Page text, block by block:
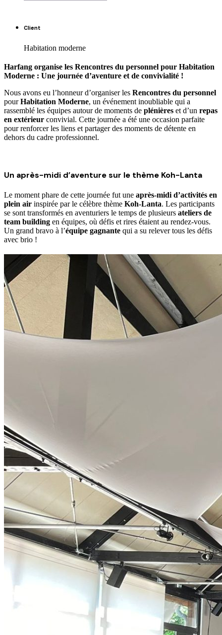
Client
Habitation moderne
Harfang organise les Rencontres du personnel pour Habitation
Moderne : Une journée d’aventure et de convivialité !
Nous avons eu l’honneur d’organiser les Rencontres du personnel
pourHabitation Moderne, un événement inoubliable qui a
rassemblé les équipes autour de moments de plénières et d’un repas
en extérieur convivial. Cette journée a été une occasion parfaite
pour renforcer les liens et partager des moments de détente en
dehors du cadre professionnel.
Un après-midi d’aventure sur le thème Koh-Lanta
Le moment phare de cette journée fut une après-midi d’activités en
plein air inspirée par le célèbre thème Koh-Lanta. Les participants
se sont transformés en aventuriers le temps de plusieurs ateliers de
team building en équipes, où défis et rires étaient au rendez-vous.
Un grand bravo à l’équipe gagnante qui a su relever tous les défis
avec brio !